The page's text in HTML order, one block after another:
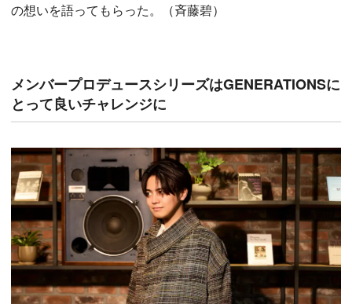
の想いを語ってもらった。（斉藤碧）
メンバープロデュースシリーズはGENERATIONSに
とって良いチャレンジに